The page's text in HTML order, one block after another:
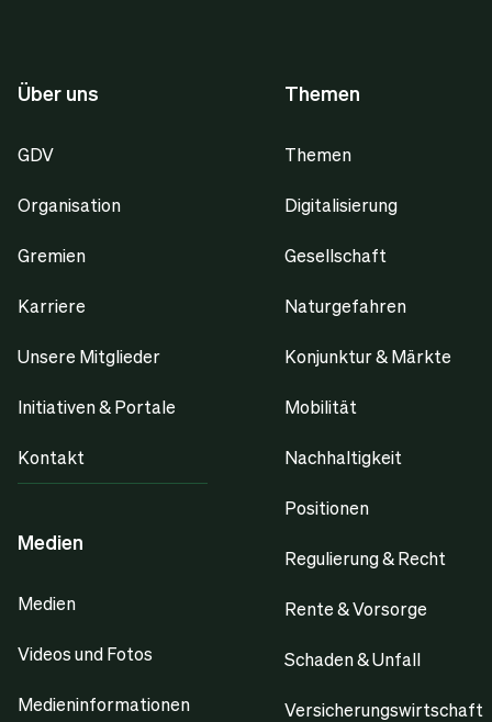
Über uns
GDV
Organisation
Gremien
Karriere
Unsere Mitglieder
Initiativen & Portale
Kontakt
Medien
Medien
Videos und Fotos
Medieninformationen
Themen
Themen
Digitalisierung
Gesellschaft
Naturgefahren
Konjunktur & Märkte
Mobilität
Nachhaltigkeit
Positionen
Regulierung & Recht
Rente & Vorsorge
Schaden & Unfall
Versicherungswirtschaft